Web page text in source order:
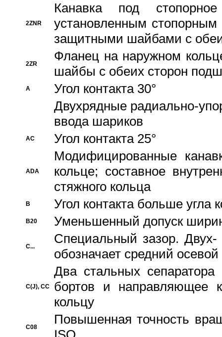
2ZNR
Канавка под
установленным
защитными шайбами с
2ZR
Фланец на наружном
шайбы с обеих сторон
A
Угол контакта 30°
Двухрядные радиально-
ввода шариков
AC Угол контакта 25°
ADA
Модифицированные
кольце; составное
стяжного кольца
B Угол контакта больше угла
B20 Уменьшенный допуск
C...
Специальный зазор.
обозначает средний
C(J), CC
Два стальных сепаратора
бортов и направляющее
кольцу
C08
Повышенная точность